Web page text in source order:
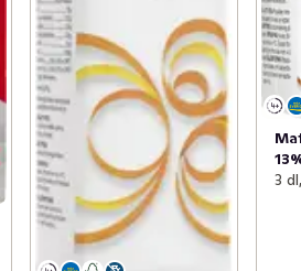
3